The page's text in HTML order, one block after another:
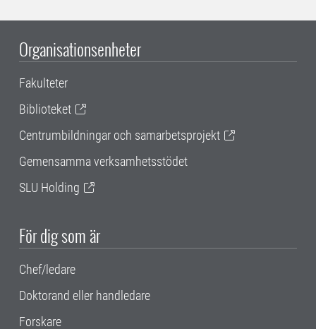
Organisationsenheter
Fakulteter
Biblioteket
Centrumbildningar och samarbetsprojekt
Gemensamma verksamhetsstödet
SLU Holding
För dig som är
Chef/ledare
Doktorand eller handledare
Forskare